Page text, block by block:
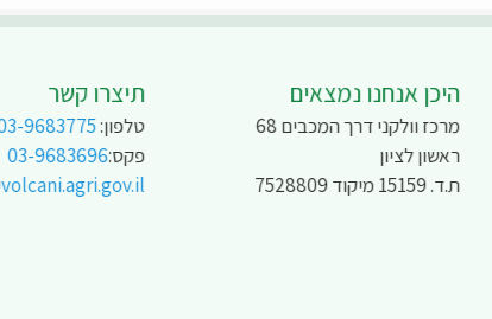
היכן אנחנו נמצאים
מרכז וולקני דרך המכבים 68
ראשון לציון
ת.ד. 15159 מיקוד 7528809
תיצרו קשר
טלפון:9683775
פקס:03-9683696